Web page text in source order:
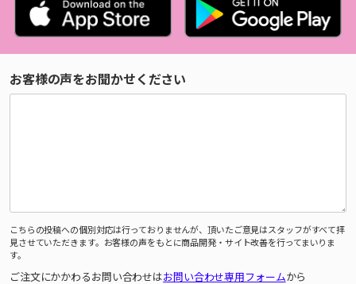
お客様の声をお聞かせください
こちらの投稿への個別対応は行っておりませんが、頂いたご意見はスタッフがすべて拝
見させていただきます。お客様の声をもとに商品開発・サイト改善を行ってまいりま
す。
ご注文にかかわるお問い合わせはお問い合わせ専用フォームから